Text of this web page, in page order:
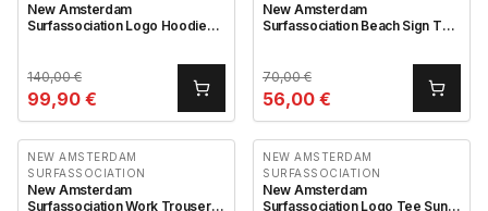
New Amsterdam
Surfassociation Logo Hoodie
140,00€
99,90 €
New Amsterdam
Surfassociation Beach Sign Tee
70,00€
56,00 €
NEW AMSTERDAM
SURFASSOCIATION
New Amsterdam
Surfassociation Work Trousers
NEW AMSTERDAM
SURFASSOCIATION
New Amsterdam
Surfassociation Logo Tee Sun